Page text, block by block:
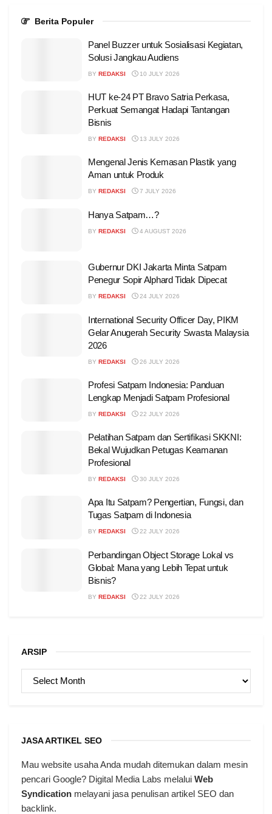
Berita Populer
Panel Buzzer untuk Sosialisasi Kegiatan,
Solusi Jangkau Audiens
BY REDAKSI 10 JULY 2026
HUT ke-24 PT Bravo Satria Perkasa,
Perkuat Semangat Hadapi Tantangan
Bisnis
BY REDAKSI 13 JULY 2026
Mengenal Jenis Kemasan Plastik yang
Aman untuk Produk
BY REDAKSI 7 JULY 2026
Hanya Satpam…?
BY REDAKSI 4 AUGUST 2026
Gubernur DKI Jakarta Minta Satpam
Penegur Sopir Alphard Tidak Dipecat
BY REDAKSI 24 JULY 2026
International Security Officer Day, PIKM
Gelar Anugerah Security Swasta Malaysia
2026
BY REDAKSI 26 JULY 2026
Profesi Satpam Indonesia: Panduan
Lengkap Menjadi Satpam Profesional
BY REDAKSI 22 JULY 2026
Pelatihan Satpam dan Sertifikasi SKKNI:
Bekal Wujudkan Petugas Keamanan
Profesional
BY REDAKSI 30 JULY 2026
Apa Itu Satpam? Pengertian, Fungsi, dan
Tugas Satpam di Indonesia
BY REDAKSI 22 JULY 2026
Perbandingan Object Storage Lokal vs
Global: Mana yang Lebih Tepat untuk
Bisnis?
BY REDAKSI 22 JULY 2026
ARSIP
ARSIP
JASA ARTIKEL SEO
Mau website usaha Anda mudah ditemukan dalam mesin
pencari Google? Digital Media Labs melalui Web
Syndication melayani jasa penulisan artikel SEO dan
backlink.